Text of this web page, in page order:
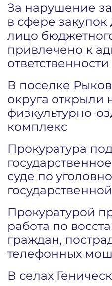
За нарушение
в сфере
лицо
привлечено к
ответственности
В поселке
округа открыли
физкультурно-
комплекс
Прокуратура
суде по
Прокуратурой
работа по
граждан,
телефонных
В селах